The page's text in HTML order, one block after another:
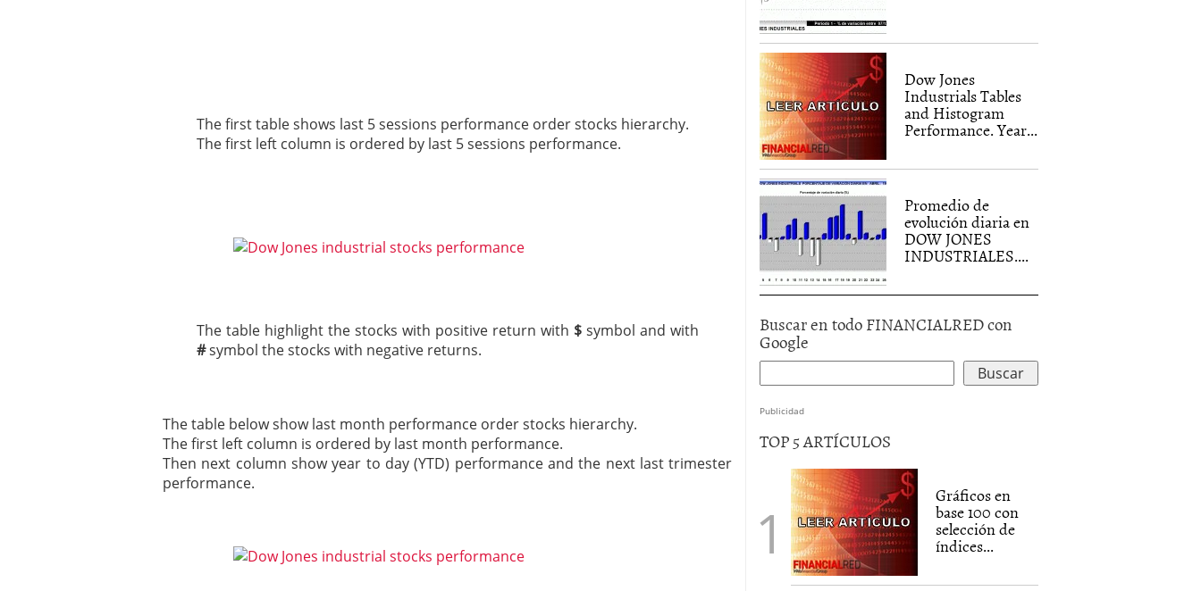
The first table shows last 5 sessions performance order stocks hierarchy.
The first left column is ordered by last 5 sessions performance.
The table highlight the stocks with positive return with $symbol and with
#symbol the stocks with negative returns.
The table below show last month performance order stocks hierarchy.
The first left column is ordered by last month performance.
Then next column show year to day (YTD) performance and the next last trimester
performance.
Dow Jones
Industrials Tables
and Histogram
Performance. Year...
Promedio de
evolución diaria en
DOW JONES
INDUSTRIALES....
Buscar en todo FINANCIALRED con
Google
Publicidad
TOP 5 ARTÍCULOS
Gráficos en
base 100 con
selección de
índices...